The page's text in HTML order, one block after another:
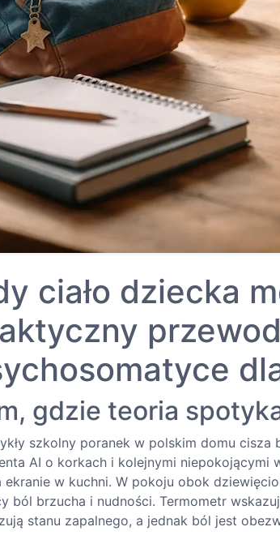
ciało dziecka
gdzie teoria
szkolny poranek w polskim domu
AI o korkach i kolejnymi niepokojącymi
ekranie w kuchni. W pokoju obok
ból brzucha i nudności. Termometr
stanu zapalnego, a jednak ból jest